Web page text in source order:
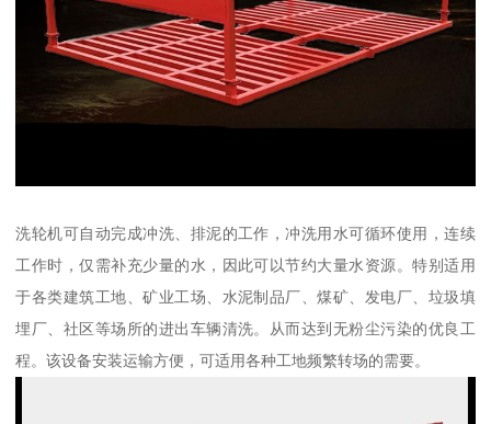
洗轮机可自动完成冲洗、排泥的工作，冲洗用水可循环使用，连续
工作时，仅需补充少量的水，因此可以节约大量水资源。特别适用
于各类建筑工地、矿业工场、水泥制品厂、煤矿、发电厂、垃圾填
埋厂、社区等场所的进出车辆清洗。从而达到无粉尘污染的优良工
程。该设备安装运输方便，可适用各种工地频繁转场的需要。